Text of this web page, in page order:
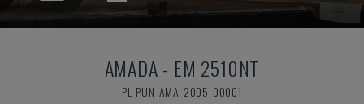
AMADA- EM 2510NT
PL-PUN-AMA-2005-00001